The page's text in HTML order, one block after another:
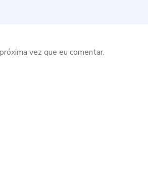
vez que eu comentar.